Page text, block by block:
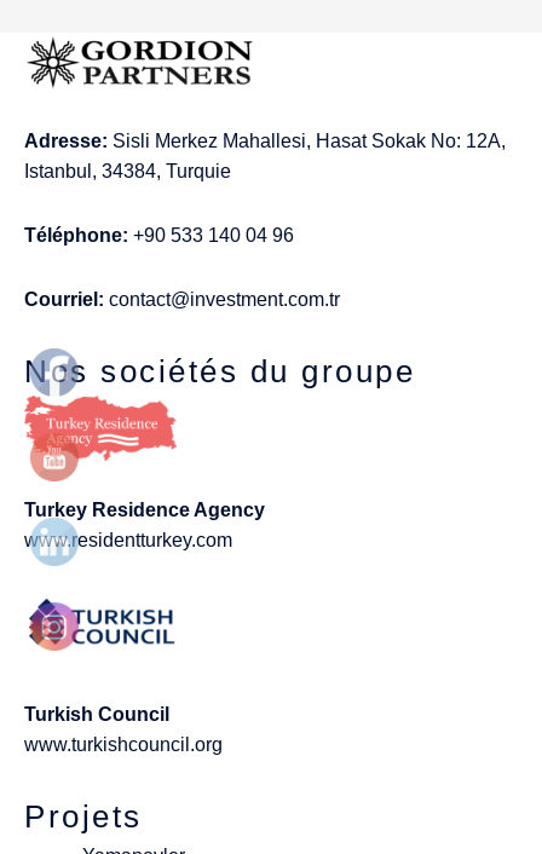
Adresse: Sisli Merkez Mahallesi, Hasat Sokak No: 12A,
Istanbul, 34384, Turquie
Téléphone: +90 533 140 04 96
Courriel: contact@investment.com.tr
Nos sociétés du groupe
Turkey Residence Agency
www.residentturkey.com
Turkish Council
www.turkishcouncil.org
Projets